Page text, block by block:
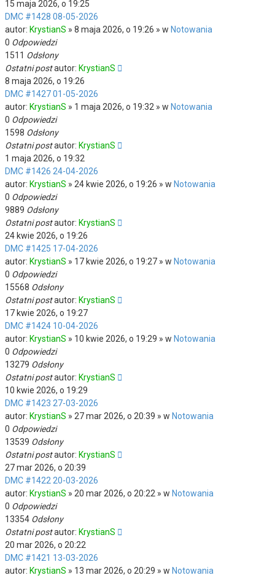
15 maja 2026, o 19:25
DMC #1428 08-05-2026
autor: KrystianS » 8 maja 2026, o 19:26 » w Notowania
0 Odpowiedzi
1511 Odsłony
Ostatni postautor: KrystianS
8 maja 2026, o 19:26
DMC #1427 01-05-2026
autor: KrystianS » 1 maja 2026, o 19:32 » w Notowania
0 Odpowiedzi
1598 Odsłony
Ostatni postautor: KrystianS
1 maja 2026, o 19:32
DMC #1426 24-04-2026
autor: KrystianS » 24 kwie 2026, o 19:26 » w Notowania
0 Odpowiedzi
9889 Odsłony
Ostatni postautor: KrystianS
24 kwie 2026, o 19:26
DMC #1425 17-04-2026
autor: KrystianS » 17 kwie 2026, o 19:27 » w Notowania
0 Odpowiedzi
15568 Odsłony
Ostatni postautor: KrystianS
17 kwie 2026, o 19:27
DMC #1424 10-04-2026
autor: KrystianS » 10 kwie 2026, o 19:29 » w Notowania
0 Odpowiedzi
13279 Odsłony
Ostatni postautor: KrystianS
10 kwie 2026, o 19:29
DMC #1423 27-03-2026
autor: KrystianS » 27 mar 2026, o 20:39 » w Notowania
0 Odpowiedzi
13539 Odsłony
Ostatni postautor: KrystianS
27 mar 2026, o 20:39
DMC #1422 20-03-2026
autor: KrystianS » 20 mar 2026, o 20:22 » w Notowania
0 Odpowiedzi
13354 Odsłony
Ostatni postautor: KrystianS
20 mar 2026, o 20:22
DMC #1421 13-03-2026
autor: KrystianS » 13 mar 2026, o 20:29 » w Notowania